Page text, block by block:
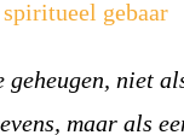
gebaar
geheugen, niet
maar als